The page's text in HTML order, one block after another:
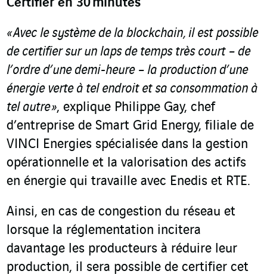
Certifier en 30 minutes
« Avec le système de la blockchain, il est possible
de certifiersur un laps de temps très court – de
l’ordre d’une demi-heure – la production d’une
énergie verte à tel endroit et sa consommation à
tel autre », explique Philippe Gay, chef
d’entreprise de Smart Grid Energy, filiale de
VINCI Energies spécialisée dans la gestion
opérationnelle et la valorisation des actifs
en énergie qui travaille avec Enedis et RTE.
Ainsi, en cas de congestion du réseau et
lorsque la réglementation incitera
davantage les producteurs à réduire leur
production, il sera possible de certifier cet